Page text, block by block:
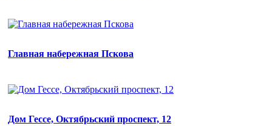
Главная набережная Пскова
Дом Гессе, Октябрьский проспект, 12